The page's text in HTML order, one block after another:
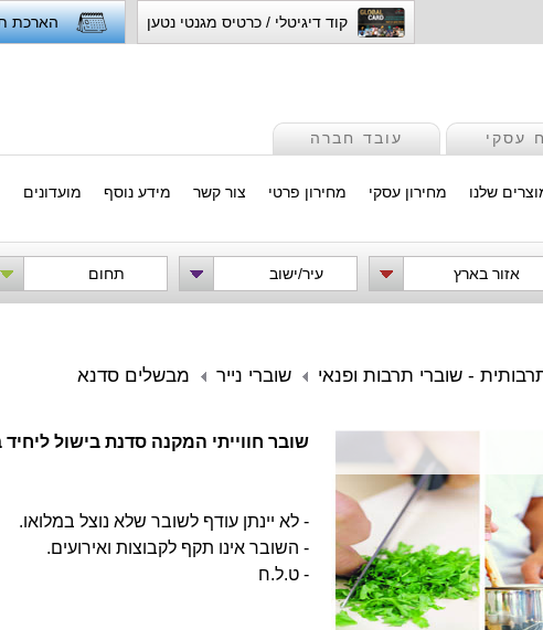
קוד דיגיטלי / כרטיס מגנטי נטען הארכת
עסקי עובד חברה
שלנו מחירון עסקי מחירון פרטי צור קשר מידע נוסף מועדונים
אזור בארץ עיר/ישוב תחום
- שוברי תרבות ופנאי שוברי נייר מבשלים סדנא
שובר חווייתי המקנה סדנת בישול
- לא יינתן עודף לשובר שלא נוצל במלואו.
- השובר אינו תקף לקבוצות ואירועים.
- ט.ל.ח